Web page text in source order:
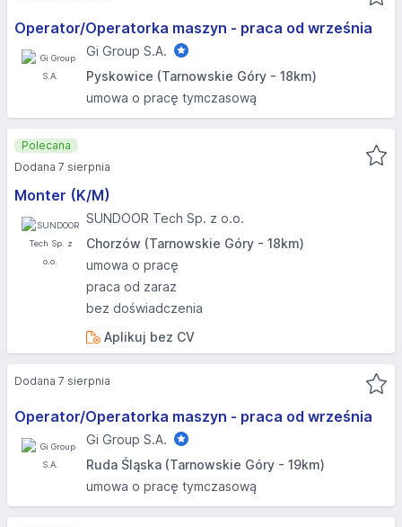
Operator/Operatorka maszyn - praca od września
Gi Group S.A.
Pyskowice (Tarnowskie Góry - 18km)
umowa o pracę tymczasową
Monter (K/M)
SUNDOOR Tech Sp. z o.o.
Chorzów (Tarnowskie Góry - 18km)
umowa o pracę
praca od zaraz
bez doświadczenia
Aplikuj bez CV
Polecana
Dodana 7 sierpnia
Operator/Operatorka maszyn - praca od września
Gi Group S.A.
Ruda Śląska (Tarnowskie Góry - 19km)
umowa o pracę tymczasową
Dodana 7 sierpnia